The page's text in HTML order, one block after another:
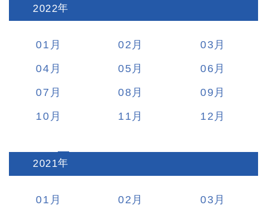
2022:
01 02
03
04
05
06
07
08
09
10
11 12
2021:
01 02
03